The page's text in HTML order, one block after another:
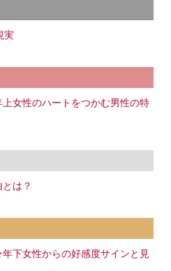
実
女性のハートをつかむ男性の特
は？
下女性からの好感度サインと見
メール 会社概要